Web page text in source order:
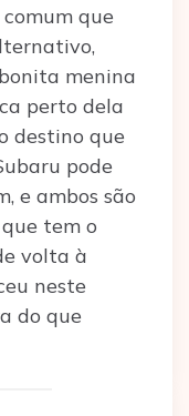
que
menina
perto dela
destino que
pode
e ambos são
tem o
volta à
neste
do que